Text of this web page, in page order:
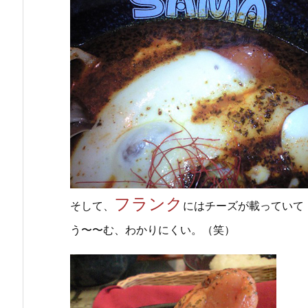
そして、 フランク にはチーズが載っていて
う〜〜む、わかりにくい。（笑）